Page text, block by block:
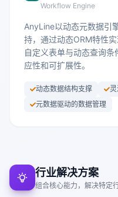
Workflow Engine
AnyLine以动态元数据引
持，通过动态ORM特性
自定义表单与动态查询
应性和可扩展性。
动态数据结构支撑
元数据驱动的数据管理
行业解决方案
组合核心能力，解决特定